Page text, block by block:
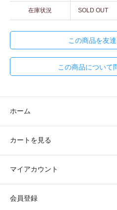
在庫状況 SOLD OUT
この商品を友
この商品について
ホーム
カートを見る
マイアカウント
会員登録